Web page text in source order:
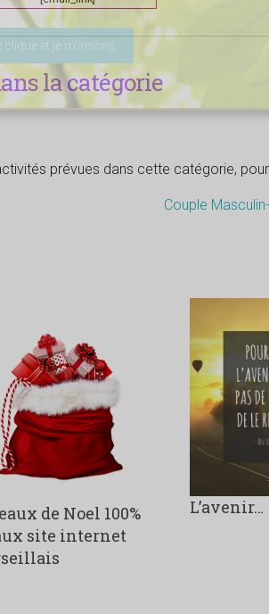
la catégorie
prévues dans cette catégorie, pour
Couple
de Noel 100%
site internet
L’avenir…
laisser ce champ vide.